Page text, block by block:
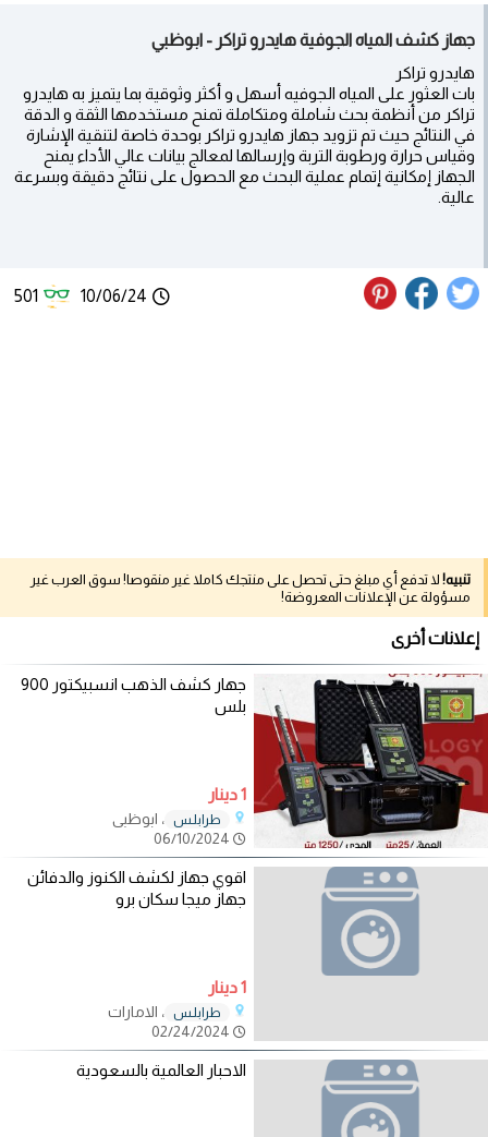
جهاز كشف المياه الجوفية هايدرو تراكر - ابوظبي
هايدرو تراكر
بات العثور على المياه الجوفيه أسهل و أكثر وثوقية بما يتميز به هايدرو
تراكر من أنظمة بحث شاملة ومتكاملة تمنح مستخدمها الثقة و الدقة
في النتائج حيث تم تزويد جهاز هايدرو تراكر بوحدة خاصة لتنقية الإشارة
وقياس حرارة ورطوبة التربة وإرسالها لمعالج بيانات عالي الأداء يمنح
الجهاز إمكانية إتمام عملية البحث مع الحصول على نتائج دقيقة وبسرعة
عالية.
10/06/24
501
تنبيه! لا تدفع أي مبلغ حتى تحصل على منتجك كاملا غير منقوصا! سوق العرب غير
مسؤولة عن الإعلانات المعروضة!
إعلانات أخرى
جهار كشف الذهب انسبيكتور 900
بلس
1 دينار
طرابلـس ، ابوظبي
اقوي جهاز لكشف الكنوز والدفائن
جهاز ميجا سكان برو
1 دينار
طرابلـس ، الامارات
الاحبار العالمية بالسعودية